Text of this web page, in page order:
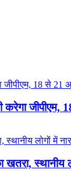
करेगा
स्थानीय